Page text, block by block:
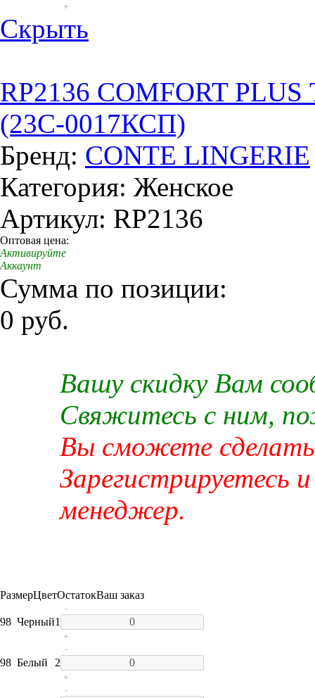
+
Скрыть
RP2136 COMFORT
(23С-0017КСП)
Бренд: CONTE LINGERIE
Категория: Женское
Артикул: RP2136
Оптовая цена:
Активируйте
Аккаунт
Сумма по позиции:
0 руб.
Вашу скидку Вам
Свяжитесь с ним,
Вы сможете сделать
Зарегистрируетесь
менеджер.
РазмерЦветОстатокВаш заказ
98 Черный1
-
+
98 Белый 2
-
+
-